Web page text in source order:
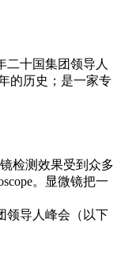
二十国集团领导人
的历史；是一家专
检测效果受到众多
。显微镜把一
领导人峰会（以下